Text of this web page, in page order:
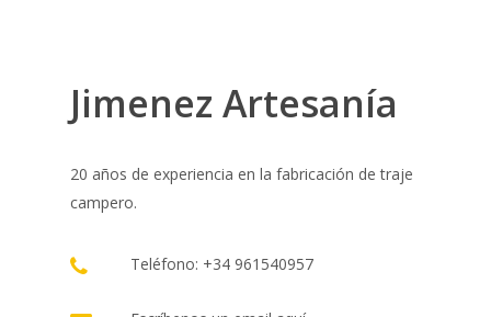
Jimenez Artesanía
20 años de experiencia en la fabricación de traje
campero.
Teléfono: +34 961540957